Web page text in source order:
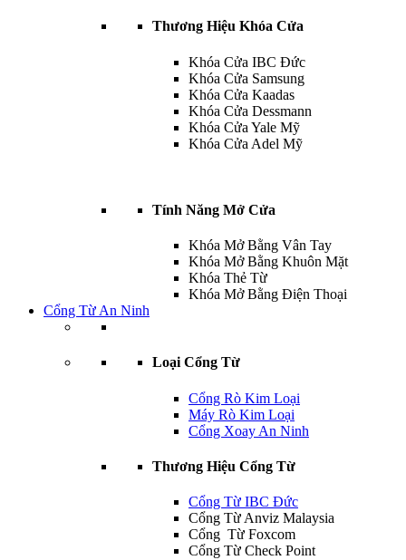
Thương Hiệu Khóa Cửa
Khóa Cửa IBC Đức
Khóa Cửa Samsung
Khóa Cửa Kaadas
Khóa Cửa Dessmann
Khóa Cửa Yale Mỹ
Khóa Cửa Adel Mỹ
Tính Năng Mở Cửa
Khóa Mở Bằng Vân Tay
Khóa Mở Bằng Khuôn Mặt
Khóa Thẻ Từ
Khóa Mở Bằng Điện Thoại
Cổng Từ An Ninh
Loại Cổng Từ
Cổng Rò Kim Loại
Máy Rò Kim Loại
Cổng Xoay An Ninh
Thương Hiệu Cổng Từ
Cổng Từ IBC Đức
Cổng Từ Anviz Malaysia
Cổng Từ Foxcom
Cổng Từ Check Point